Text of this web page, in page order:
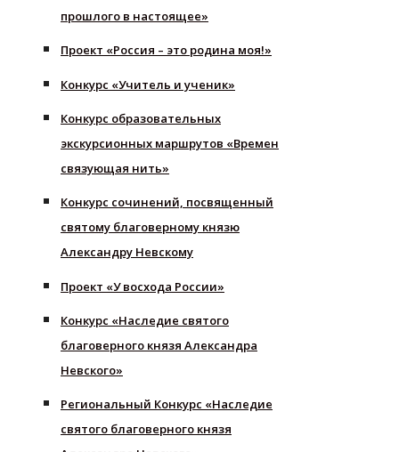
прошлого в настоящее»
Проект «Россия – это родина моя!»
Конкурс «Учитель и ученик»
Конкурс образовательных
экскурсионных маршрутов «Времен
связующая нить»
Конкурс сочинений, посвященный
святому благоверному князю
Александру Невскому
Проект «У восхода России»
Конкурс «Наследие святого
благоверного князя Александра
Невского»
Региональный Конкурс «Наследие
святого благоверного князя